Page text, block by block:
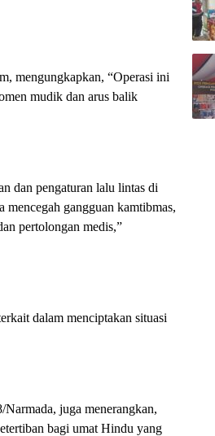
mengungkapkan, “Operasi ini
mudik dan arus balik
dan pengaturan lalu lintas di
gangguan kamtibmas,
pertolongan medis,”
dalam menciptakan situasi
juga menerangkan,
bagi umat Hindu yang